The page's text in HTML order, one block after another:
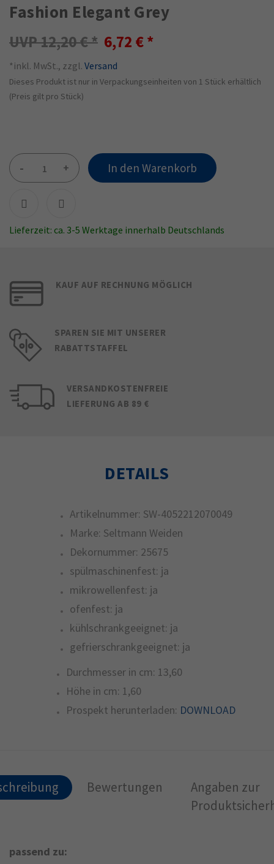
Fashion Elegant Grey
12,20 € 6,72 €
*inkl. MwSt., zzgl. Versand
Dieses Produkt ist nur in Verpackungseinheiten von 1 Stück erhältlich
(Preis gilt pro Stück)
- + In den Warenkorb
Lieferzeit: ca. 3-5 Werktage innerhalb Deutschlands
KAUF AUF RECHNUNG MÖGLICH
SPAREN SIE MIT UNSERER
RABATTSTAFFEL
VERSANDKOSTENFREIE
LIEFERUNG AB 89 €
DETAILS
Artikelnummer: SW-4052212070049
Marke: Seltmann Weiden
Dekornummer: 25675
spülmaschinenfest: ja
mikrowellenfest: ja
ofenfest: ja
kühlschrankgeeignet: ja
gefrierschrankgeeignet: ja
Durchmesser in cm: 13,60
Höhe in cm: 1,60
Prospekt herunterladen: DOWNLOAD
Bewertungen
Angaben zur
passend zu: